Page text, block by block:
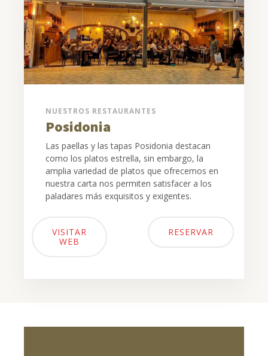
NUESTROS RESTAURANTES
Posidonia
Las paellas y las tapas Posidonia destacan
como los platos estrella, sin embargo, la
amplia variedad de platos que ofrecemos en
nuestra carta nos permiten satisfacer a los
paladares más exquisitos y exigentes.
VISITAR
WEB
RESERVAR